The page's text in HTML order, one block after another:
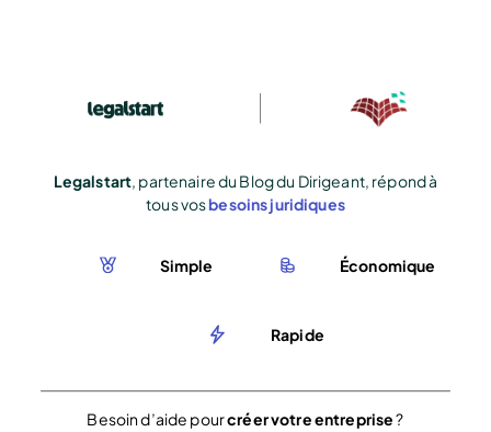
Legalstart, partenaire du Blog du Dirigeant, répond à
tous vosbesoins juridiques
Simple Économique
Rapide
Besoin d’aide pourcréer votre entreprise?